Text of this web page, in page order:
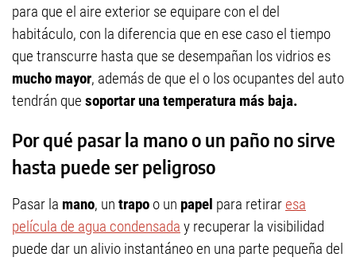
para que el aire exterior se equipare con el del
habitáculo, con la diferencia que en ese caso el tiempo
que transcurre hasta que se desempañan los vidrios es
mucho mayor, además de que el o los ocupantes del auto
tendrán que soportar una temperatura más baja.
Por qué pasar la mano o un paño no sirve
hasta puede ser peligroso
Pasar la mano, un trapo o un papel para retirar esa
película de agua condensada y recuperar la visibilidad
puede dar un alivio instantáneo en una parte pequeña del